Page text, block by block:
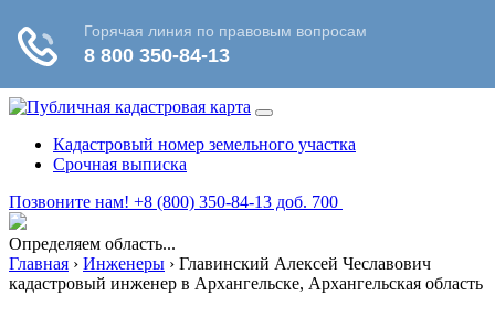
Кадастровый номер земельного участка
Срочная выписка
Позвоните нам! +8 (800) 350-84-13 доб. 700
Определяем область...
Главная › Инженеры › Главинский Алексей Чеславович
кадастровый инженер в Архангельске, Архангельская область